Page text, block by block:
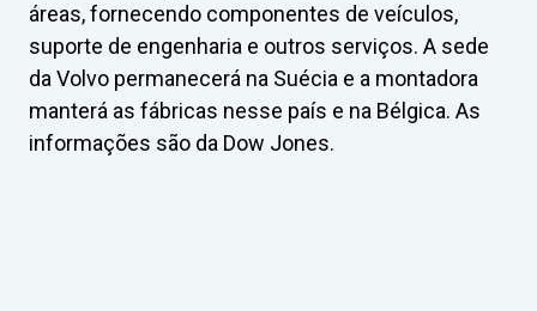
áreas, fornecendo componentes de veículos,
suporte de engenharia e outros serviços. A sede
da Volvo permanecerá na Suécia e a montadora
manterá as fábricas nesse país e na Bélgica. As
informações são da Dow Jones.